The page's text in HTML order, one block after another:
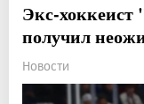
Экс-
получил
Новости